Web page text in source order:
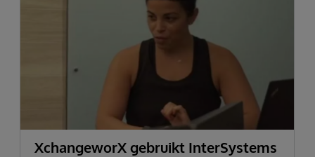
XchangeworX gebruikt InterSystems